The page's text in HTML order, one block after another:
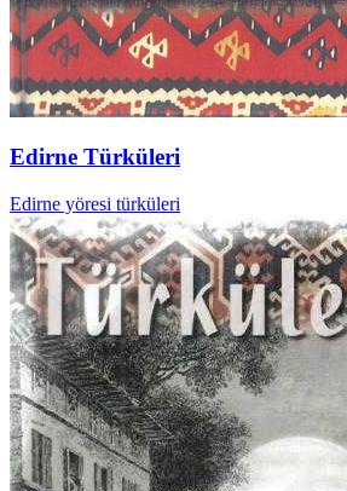
Edirne Türküleri
Edirne yöresi türküleri